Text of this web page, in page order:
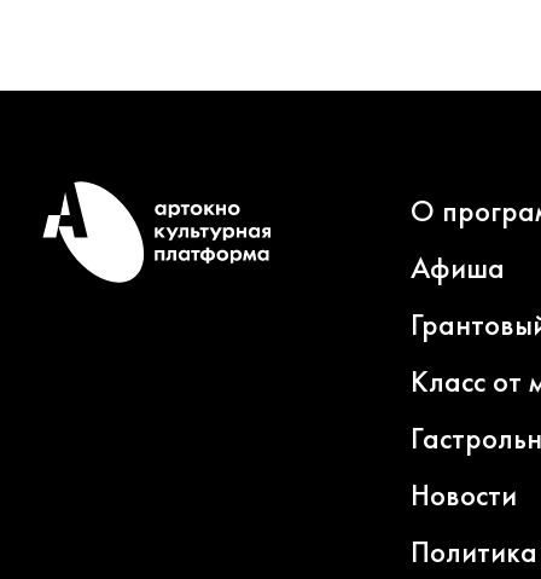
О
Афиша
Класс от
Новости